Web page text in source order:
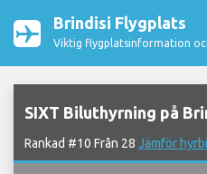
Brindisi Flygplats
Viktig flygplatsinformation
SIXT Biluthyrning på
Rankad #10 Från 28 Jämför